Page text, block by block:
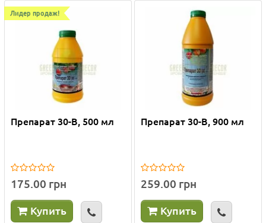
Лидер продаж!
Препарат 30-В, 500 мл
175.00 грн
Купить
Препарат 30-В, 900 мл
259.00 грн
Купить